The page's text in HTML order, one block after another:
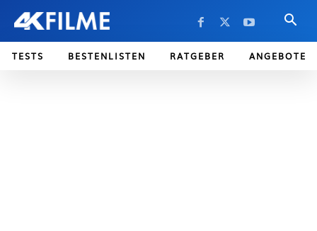
TESTS BESTENLISTEN RATGEBER ANGEBOTE